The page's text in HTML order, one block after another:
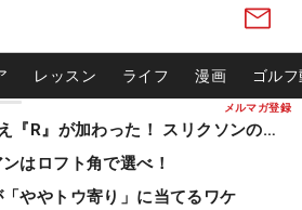
メルマガ登録
レッスン ライフ 漫画 ゴル
『4』が消え『R』が加わった！ スリクソンの新作
はロフト角で選べ！
ややトウ寄り」に当てるワケ